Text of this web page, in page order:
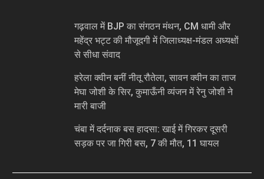
गढ़वाल में BJP का संगठन मंथन, CM धामी और
महेंद्र भट्ट की मौजूदगी में जिलाध्यक्ष-मंडल अध्यक्षों
से सीधा संवाद
हरेला क्वीन बनीं नीतू रौतेला, सावन क्वीन का ताज
मेघा जोशी के सिर, कुमाऊँनी व्यंजन में रेनु जोशी ने
मारी बाजी
चंबा में दर्दनाक बस हादसा: खाई में गिरकर दूसरी
सड़क पर जा गिरी बस, 7 की मौत, 11 घायल